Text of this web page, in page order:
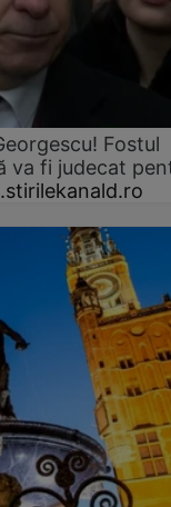
Fostul
va fi judecat